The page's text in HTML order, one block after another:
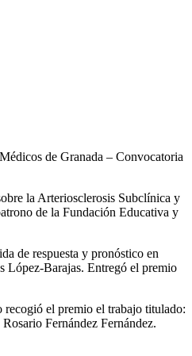
de Granada – Convocatoria
la Arteriosclerosis Subclínica y
de la Fundación Educativa y
de respuesta y pronóstico en
López-Barajas. Entregó el premio
recogió el premio el trabajo titulado:
Fernández Fernández.